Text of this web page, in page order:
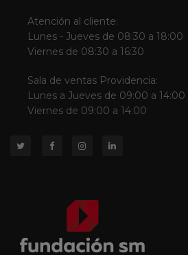
Atención al cliente:
Lunes - Jueves de 08:30 a 18:00
Viernes de 08:30 a 16:30
Sala de ventas Providencia:
Lunes a Jueves de 09:00 a 14:00
Viernes de 09:00 a 14:00